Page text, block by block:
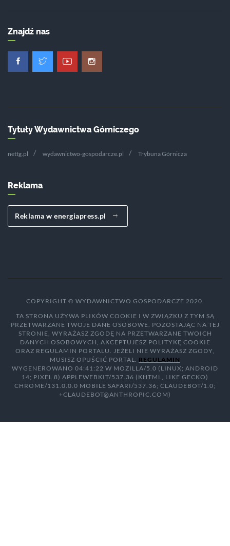
Znajdź nas
Tytuły Wydawnictwa Górniczego
nettg.pl wydawnictwo-gospodarcze.pl Trybuna Górnicza
Reklama
Reklama w energiapress.pl
COPYRIGHT © WYDAWNICTWO GOSPODARCZE 2020.
TA STRONA UŻYWA PLIKÓW COOKIE I W ZWIĄZKU Z TYM SĄ
PRZETWARZANE TWOJE DANE OSOBOWE. POZOSTAJĄC NA TEJ
STRONIE, WYRAŻASZ ZGODĘ NA PRZETWARZANE TWOICH
DANYCH OSOBOWYCH, AKCEPTUJESZ POLITYKĘ COOKIE
ORAZ REGULAMIN PORTALU. JEŻELI NIE WYRAŻASZ ZGODY,
MUSISZ OPUŚCIĆ PORTAL. REGULAMIN
WYGENEROWANO 04:41:22 W MOZILLA/5.0 (LINUX; ANDROID
14; PIXEL 8) APPLEWEBKIT/537.36 (KHTML, LIKE GECKO)
CHROME/131.0.0.0 MOBILE SAFARI/537.36; CLAUDEBOT/1.0;
+CLAUDEBOT@ANTHROPIC.COM)